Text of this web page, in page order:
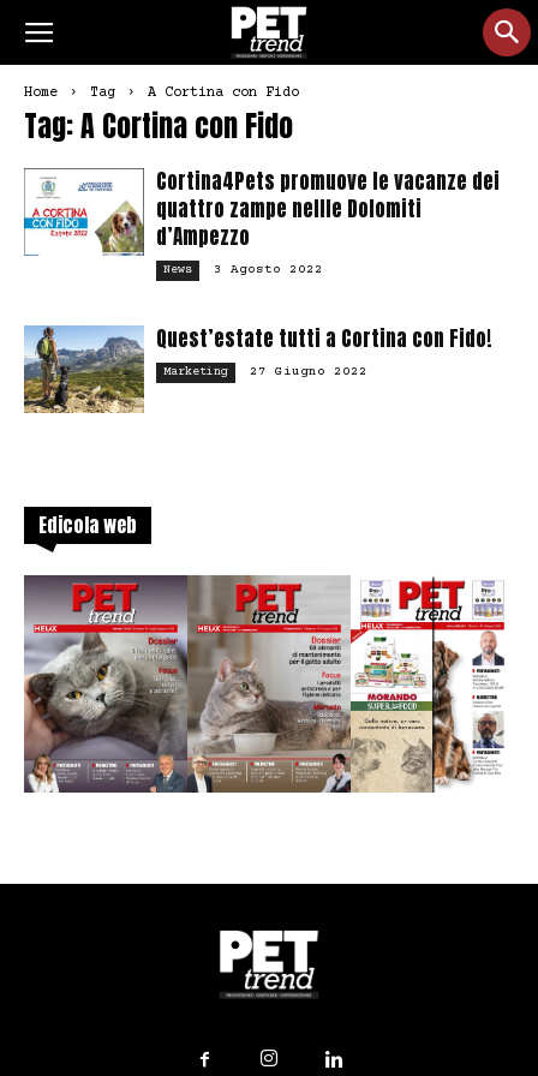
Home Tag A Cortina con Fido
Tag: A Cortina con Fido
Cortina4Pets promuove le vacanze dei
quattro zampe nellle Dolomiti
d’Ampezzo
News 3 Agosto 2022
Quest’estate tutti a Cortina con Fido!
Marketing 27 Giugno 2022
Edicola web